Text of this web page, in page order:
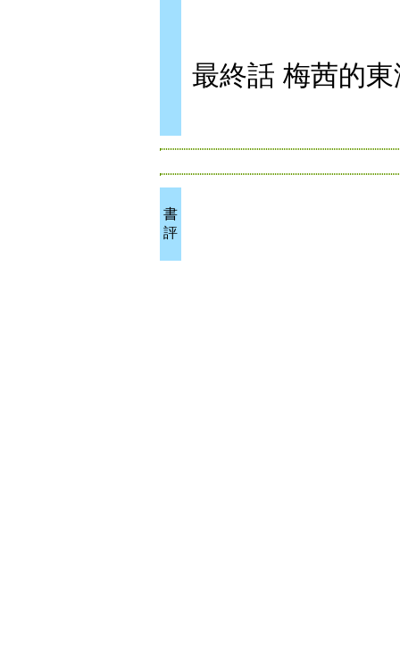
最終話 梅茜的
書
評